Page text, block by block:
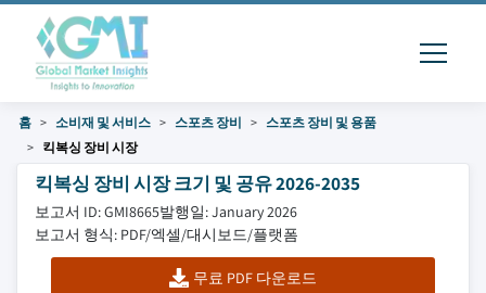
홈 소비재 및 서비스 스포츠 장비
스포츠 장비 및 용품
킥복싱 장비 시장
킥복싱 장비 시장 크기 및 공유 2026-2035
보고서 ID: GMI8665발행일: January 2026
보고서 형식: PDF/엑셀/대시보드/플랫폼
무료 PDF 다운로드